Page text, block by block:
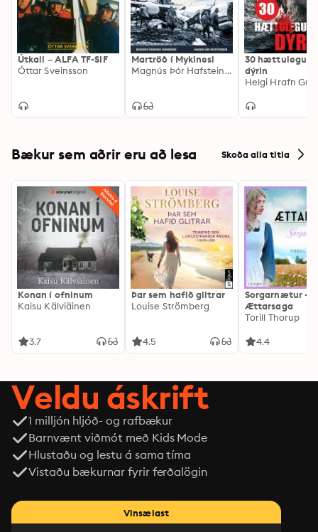
Útkall – ALFA TF-SIF
Óttar Sveinsson
Martröð í Mykinesi
Magnús Þór Hafsteinsson, Grækaris Djurhuus Magnussen
30
dýrin
Bækur sem aðrir eru að lesa Skoða alla titla
Konan í ofninum
Kaisu Kälviäinen
3.7
Þar sem hafið glitrar
Louise Strömberg
4.5
Sorgarnætur -
Ættarsaga
Torill Thorup
4.4
Veldu áskrift
1 milljón hljóð- og rafbækur
Barnvænt viðmót með Kids Mode
Hlustaðu og lestu á sama tíma
Vistaðu bækurnar fyrir ferðalögin
Vinsælast